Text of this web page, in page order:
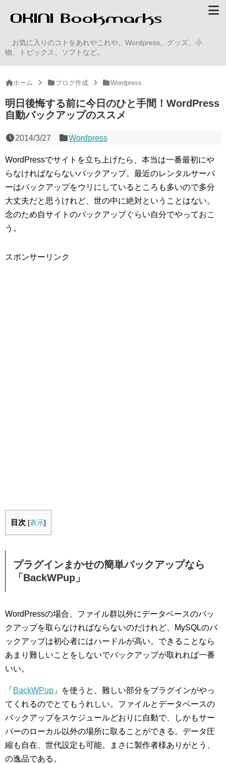
お気に入りのコトをあれやこれや。Wordpress、グッズ、小
物、トピックス、ソフトなど。
ホーム ブログ作成 Wordpress
明日後悔する前に今日のひと手間！WordPress
自動バックアップのススメ
2014/3/27 Wordpress
WordPressでサイトを立ち上げたら、本当は一番最初にや
らなければならないバックアップ。最近のレンタルサーバ
ーはバックアップをウリにしているところも多いので多分
大丈夫だと思うけれど、 世の中に絶対ということはない。
念のため自サイトのバックアップぐらい自分でやっておこ
う。
スポンサーリンク
目次 [表示]
プラグインまかせの簡単バックアップなら
「BackWPup」
WordPressの場合、ファイル群以外にデータベースのバッ
クアップを取らなければならないのだけれど、MySQLのバ
ックアップは初心者にはハードルが高い。できることなら
あまり難しいことをしないでバックアップが取れれば一番
いい。
「 BackWPup 」を使うと、難しい部分をプラグインがやっ
てくれるのでとてもうれしい。ファイルとデータベースの
バックアップをスケジュールどおりに自動で、しかもサー
バーのローカル以外の場所に取ることができる。データ圧
縮も自在、世代設定も可能。まさに製作者様ありがとう、
の逸品である。